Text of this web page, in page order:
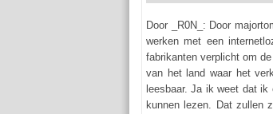
Door _R0N_: Door
werken met een
fabrikanten verplicht om
van het land waar het
leesbaar. Ja ik weet dat
kunnen lezen. Dat zullen